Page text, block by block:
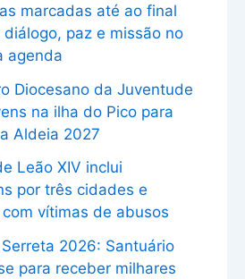
marcadas até ao final
paz e missão no
agenda
Diocesano da Juventude
na ilha do Pico para
Aldeia 2027
Leão XIV inclui
por três cidades e
vítimas de abusos
2026: Santuário
para receber milhares